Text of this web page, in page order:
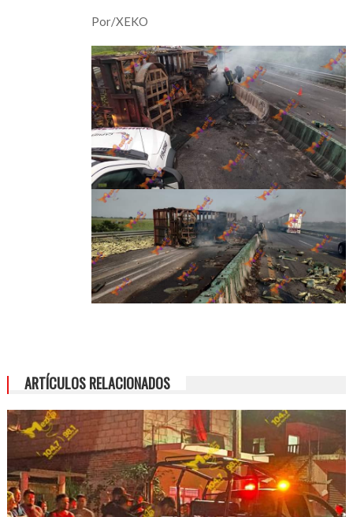
Por/XEKO
ARTÍCULOS RELACIONADOS